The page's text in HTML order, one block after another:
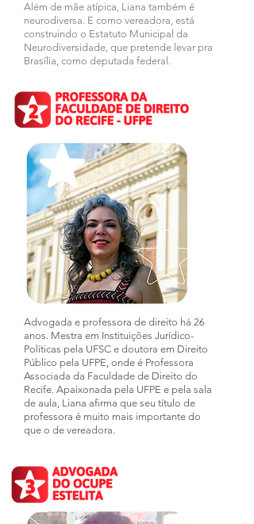
Além de mãe atípica, Liana também é
neurodiversa. E como vereadora, está
construindo o Estatuto Municipal da
Neurodiversidade, que pretende levar pra
Brasília, como deputada federal.
Advogada e professora de direito há 26
anos. Mestra em Instituições Jurídico-
Políticas pela UFSC e doutora em Direito
Público pela UFPE, onde é Professora
Associada da Faculdade de Direito do
Recife. Apaixonada pela UFPE e pela sala
de aula, Liana afirma que seu título de
professora é muito mais importante do
que o de vereadora.